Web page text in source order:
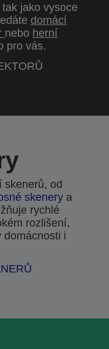
jako vysoce
domácí
nebo herní
pro vás.
skenerů, od
skenery a
rychlé
rozlišení,
domácnosti i